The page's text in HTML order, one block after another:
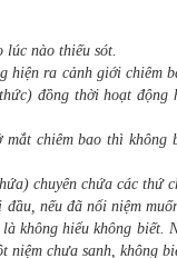
lúc nào thiếu sót.
ra cảnh giới chiêm
đồng thời hoạt động
chiêm bao thì
chuyên chứa các thứ
nếu đã nổi niệm
không hiểu không biết.
niệm chưa sanh, không